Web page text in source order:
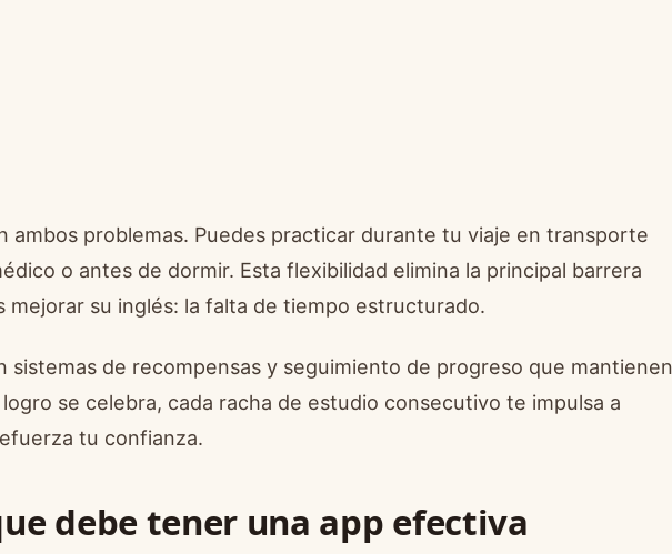
ambos problemas. Puedes practicar durante tu viaje en transporte
o antes de dormir. Esta flexibilidad elimina la principal barrera
mejorar su inglés: la falta de tiempo estructurado.
sistemas de recompensas y seguimiento de progreso que mantienen
se celebra, cada racha de estudio consecutivo te impulsa a
tu confianza.
debe tener una app efectiva